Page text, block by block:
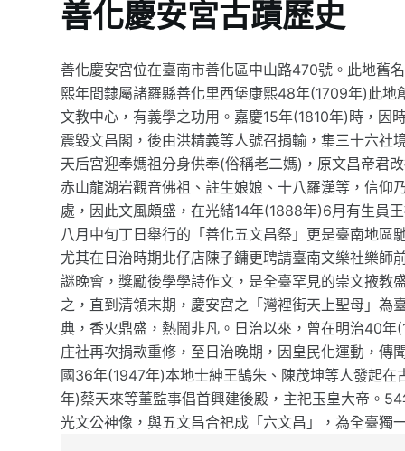
善化慶安宮古蹟歷史
善化慶安宮位在臺南市善化區中山路470號。此地舊
熙年間隸屬諸羅縣善化里西堡康熙48年(1709年)此
文教中心，有義學之功用。嘉慶15年(1810年)時，
震毀文昌閣，後由洪精義等人號召捐輸，集三十六社
天后宮迎奉媽祖分身供奉(俗稱老二媽)，原文昌帝君
赤山龍湖岩觀音佛祖、註生娘娘、十八羅漢等，信仰
處，因此文風頗盛，在光緒14年(1888年)6月有生員
八月中旬丁日舉行的「善化五文昌祭」更是臺南地
尤其在日治時期北仔店陳子鏞更聘請臺南文樂社樂師
謎晚會，獎勵後學學詩作文，是全臺罕見的崇文掖教
之，直到清領末期，慶安宮之「灣裡街天上聖母」為
典，香火鼎盛，熱鬧非凡。日治以來，曾在明治40
庄社再次捐款重修，至日治晚期，因皇民化運動，傳
國36年(1947年)本地士紳王鵠朱、陳茂坤等人發起
年)蔡天來等董監事倡首興建後殿，主祀玉皇大帝。
光文公神像，與五文昌合祀成「六文昌」，為全臺